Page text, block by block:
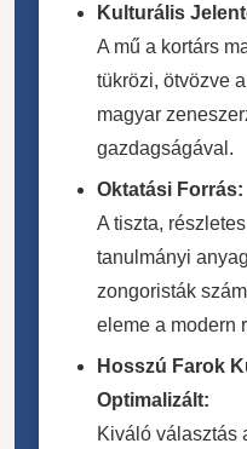
Kulturális
A mű a kortárs
tükrözi, ötvözve
magyar
gazdagságával.
Oktatási Forrás:
A tiszta,
tanulmányi
zongoristák
eleme a modern
Hosszú Farok
Optimalizált:
Kiváló választás